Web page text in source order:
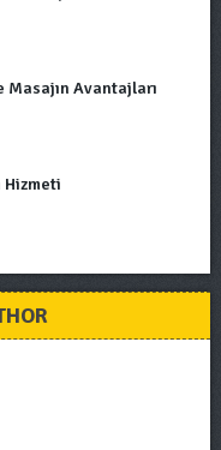
Masajın Avantajları
Hizmeti